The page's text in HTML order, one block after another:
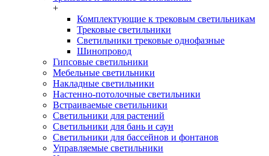
+
Комплектующие к трековым светильникам
Трековые светильники
Светильники трековые однофазные
Шинопровод
Гипсовые светильники
Мебельные светильники
Накладные светильники
Настенно-потолочные светильники
Встраиваемые светильники
Светильники для растений
Светильники для бань и саун
Светильники для бассейнов и фонтанов
Управляемые светильники